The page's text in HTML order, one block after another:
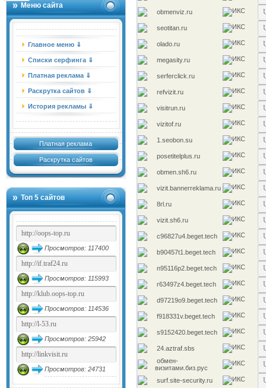
Меню сайта
Главное меню ⇓
Списки серфинга ⇓
Платная реклама ⇓
Раскрутка сайтов ⇓
История рекламы ⇓
Платная реклама
Раскрутка сайтов
Топ 5 сайтов
Просмотров: 117400
Просмотров: 115993
Просмотров: 114536
Просмотров: 25942
Просмотров: 24731
obmenviz.ru
seotitan.ru
olado.ru
megasity.ru
serferclick.ru
refvizit.ru
visitrun.ru
vizitof.ru
1.seobon.su
posetitelplus.ru
obmen.sh6.ru
vizit.bannerreklama.ru
8rl.ru
vizit.sh6.ru
c96827u4.beget.tech
b90457t1.beget.tech
n95116p2.beget.tech
r63497z4.beget.tech
d97219o9.beget.tech
f918331v.beget.tech
s9152420.beget.tech
24.aztraf.sbs
обмен-
визитами.биз.рус
surf.site-security.ru